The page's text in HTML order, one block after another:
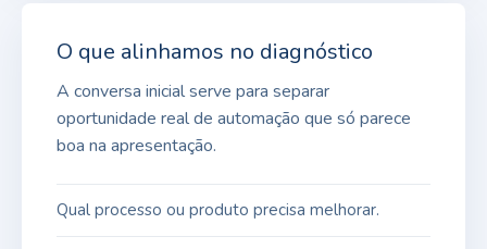
O que alinhamos no diagnóstico
A conversa inicial serve para separar
oportunidade real de automação que só parece
boa na apresentação.
Qual processo ou produto precisa melhorar.